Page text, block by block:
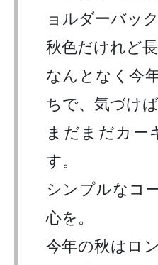
ョルダーバッ
秋色だけれど
なんとなく今
ちで、気づけ
まだまだカー
す。
シンプルなコ
心を。
今年の秋はロ